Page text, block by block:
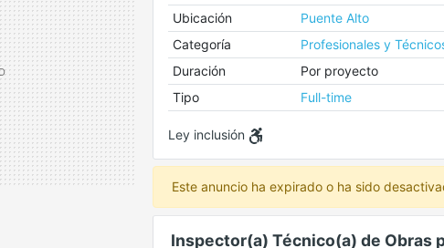
Ubicación
Puente Alto
Categoría
Profesionales y
Duración
Por proyecto
Tipo
Full-time
Ley inclusión
Este anuncio ha expirado o ha sido
Inspector(a) Técnico(a) de Obras